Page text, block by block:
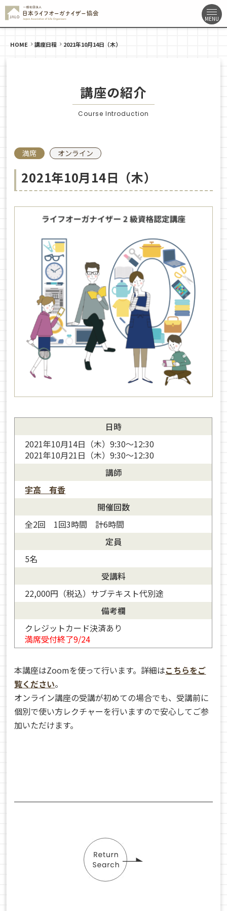
HOME 講座日程 2021年10月14日（木）
講座の紹介
Course Introduction
満席 オンライン
2021年10月14日（木）
日時
2021年10月14日（木）9:30～12:30
2021年10月21日（木）9:30～12:30
講師
宇高 有香
開催回数
全2回 1回3時間 計6時間
定員
5名
受講料
22,000円（税込）サブテキスト代別途
備考欄
クレジットカード決済あり
満席受付終了9/24
本講座はZoomを使って行います。詳細はこちらをご
覧ください。
オンライン講座の受講が初めての場合でも、受講前に
個別で使い方レクチャーを行いますので安心してご参
加いただけます。